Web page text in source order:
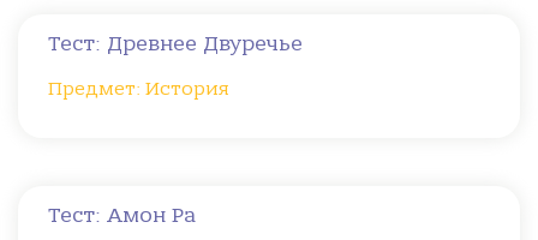
Тест: Древнее Двуречье
Предмет: История
Тест: Амон Ра